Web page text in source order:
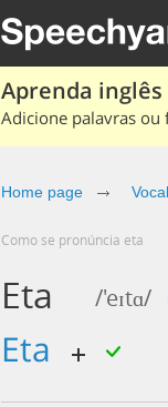
Aprenda
Adicione palavras ou
Home page
Como se pronúncia eta
Eta /'eɪtɑ/
eta